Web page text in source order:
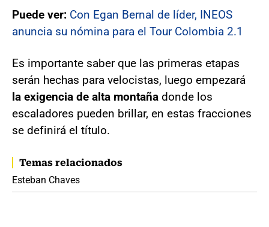
Puede ver: Con Egan Bernal de líder, INEOS
anuncia su nómina para el Tour Colombia 2.1
Es importante saber que las primeras etapas
serán hechas para velocistas, luego empezará
la exigencia de alta montaña donde los
escaladores pueden brillar, en estas fracciones
se definirá el título.
Temas relacionados
Esteban Chaves